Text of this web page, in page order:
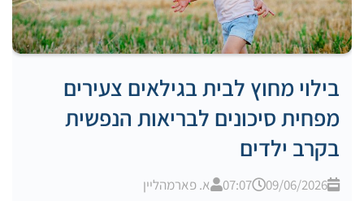
בילוי מחוץ לבית בגילאים צעירים
מפחית סיכונים לבריאות הנפשית
בקרב ילדים
09/06/2026
07:07 א. פארמהליין